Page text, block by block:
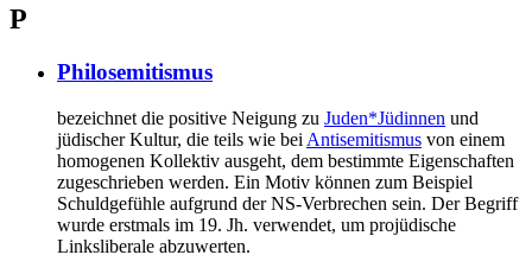
P
Philosemitismus
bezeichnet die positive Neigung zu Juden*Jüdinnen und
jüdischer Kultur, die teils wie bei Antisemitismus von einem
homogenen Kollektiv ausgeht, dem bestimmte Eigenschaften
zugeschrieben werden. Ein Motiv können zum Beispiel
Schuldgefühle aufgrund der NS-Verbrechen sein. Der Begriff
wurde erstmals im 19. Jh. verwendet, um projüdische
Linksliberale abzuwerten.